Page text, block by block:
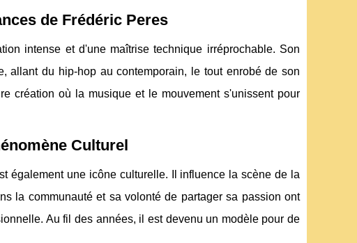
de Frédéric Peres
intense et d'une maîtrise technique irréprochable. Son
allant du hip-hop au contemporain, le tout enrobé de son
création où la musique et le mouvement s'unissent pour
Culturel
également une icône culturelle. Il influence la scène de la
la communauté et sa volonté de partager sa passion ont
Au fil des années, il est devenu un modèle pour de